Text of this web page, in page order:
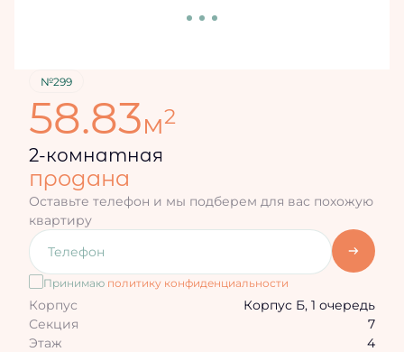
№299
58.83м2
2-комнатная
продана
Оставьте телефон и мы подберем для вас похожую
квартиру
Принимаю политику конфиденциальности
Корпус
Корпус Б, 1 очередь
Секция
7
Этаж
4